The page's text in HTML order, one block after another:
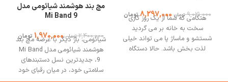
9,021,000 تومان 8,297,000تومان
هنگامی که شما از یک روز کاری
سخت به خانه بر می گردید
شستشو و ماساژ پا می تواند خیلی
لذت بخش باشد. حالا دستگاه
شما راحت کرده است. هنگامی که با
مچ بند هوشمند شیائومی مدل
Mi Band 9
2,400,000 تومان 1,970,000 تومان
شیائومی، بار دیگر با عرضه مچ بند
هوشمند شیائومی مدل Mi Band
9، جدیدترین نسل دستبندهای
سلامتی خود، در میان رقبای خود
می‌درخشد. این دستبند هوشمند با